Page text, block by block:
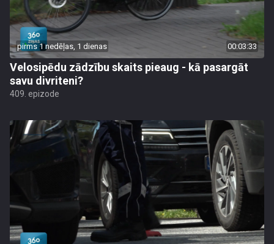
pirms 1 nedēļas, 1 dienas 00:03:33
Velosipēdu zādzību skaits pieaug - kā pasargāt
savu divriteni?
409. epizode